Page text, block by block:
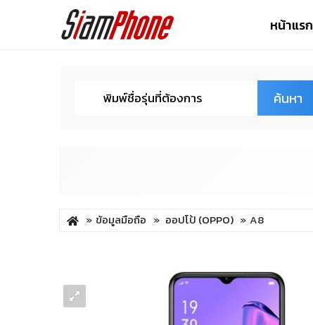
หน้าแรก
ค้นหา
ข้อมูลมือถือ ออปโป้ (OPPO) A8